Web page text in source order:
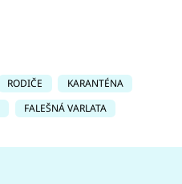
RODIČE
KARANTÉNA
FALEŠNÁ VARLATA